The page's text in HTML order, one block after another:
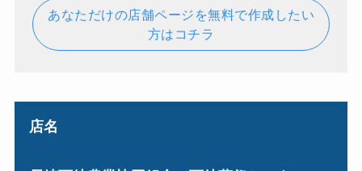
あなただけの店舗ページを無料で作成したい
方はコチラ
店名